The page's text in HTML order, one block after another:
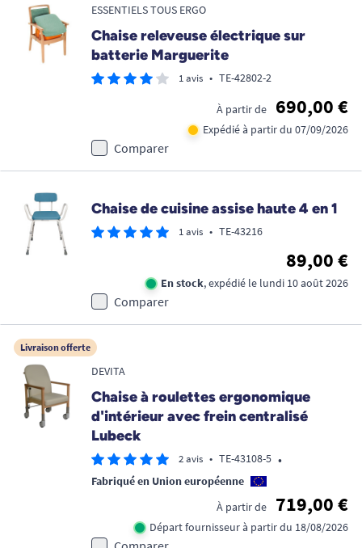
ESSENTIELS TOUS ERGO
Chaise releveuse électrique sur
batterie Marguerite
1 avis • TE-42802-2
À partir de 690,00 €
Expédié à partir du 07/09/2026
Comparer
Chaise de cuisine assise haute 4 en 1
1 avis • TE-43216
89,00 €
En stock, expédié le lundi 10 août 2026
Comparer
Livraison offerte
DEVITA
Chaise à roulettes ergonomique
d'intérieur avec frein centralisé
Lubeck
2 avis • TE-43108-5 •
Fabriqué en Union européenne
À partir de
719,00 €
Départ fournisseur à partir du 18/08/2026